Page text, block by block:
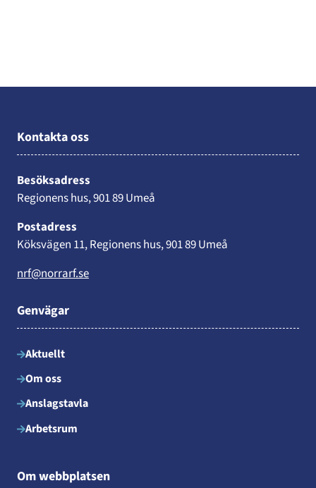
Kontakta oss
Besöksadress
Regionens hus, 901 89 Umeå
Postadress
Köksvägen 11, Regionens hus, 901 89 Umeå
nrf@norrarf.se
Genvägar
Aktuellt
Om oss
Anslagstavla
Arbetsrum
Om webbplatsen